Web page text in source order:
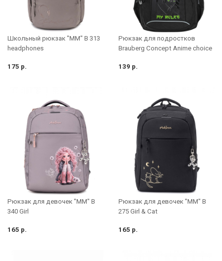
Школьный рюкзак "MM" B 313
headphones
175 р.
Рюкзак для подростков
Brauberg Concept Anime choice
139 р.
Рюкзак для девочек "MM" B
340 Girl
165 р.
Рюкзак для девочек "MM" B
275 Girl & Cat
165 р.